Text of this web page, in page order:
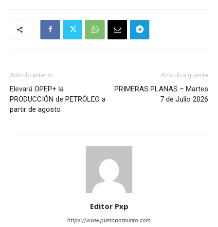
Artículo anterior
Elevará OPEP+ la
PRODUCCIÓN de PETRÓLEO a
partir de agosto
Artículo siguiente
PRIMERAS PLANAS – Martes
7 de Julio 2026
Editor Pxp
https://www.puntoporpunto.com